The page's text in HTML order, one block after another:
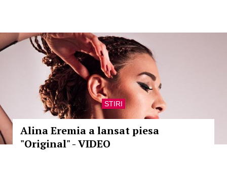
STIRI
Alina Eremia a lansat piesa
"Original" - VIDEO